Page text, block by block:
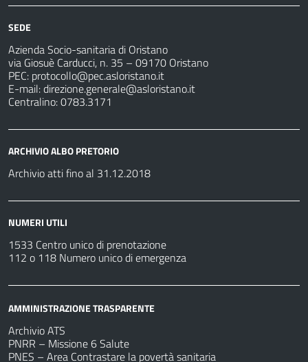
SEDE
Azienda Socio-sanitaria di Oristano
via Giosuè Carducci, n. 35 – 09170 Oristano
PEC: protocollo@pec.asloristano.it
E-mail:direzione.generale@asloristano.it
Centralino: 0783.3171
ARCHIVIO ALBO PRETORIO
Archivio atti fino al 31.12.2018
NUMERI UTILI
1533 Centro unico di prenotazione
112 o 118 Numero unico di emergenza
AMMINISTRAZIONE TRASPARENTE
Archivio ATS
PNRR – Missione 6 Salute
PNES – Area Contrastare la povertà sanitaria